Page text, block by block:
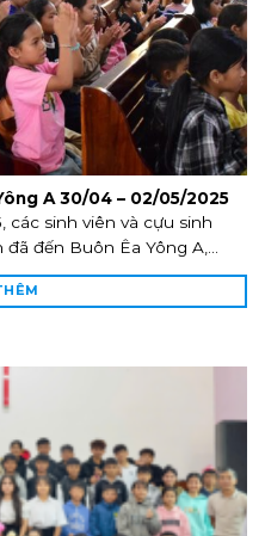
A 30/04 – 02/05/2025
các sinh viên và cựu sinh
đến Buôn Êa Yông A,...